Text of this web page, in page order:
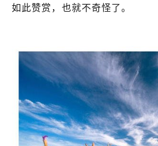
如此赞赏，也就不奇怪了。